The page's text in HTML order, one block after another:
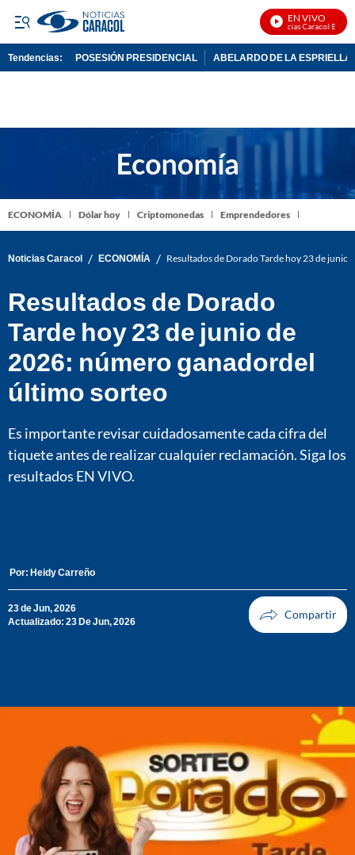
EN VIVO
Noticias Caracol En Vivo
Tendencias: POSESIÓN PRESIDENCIAL ABELARDO DE LA ESPRIELLA
ECONOMÍA Dólar hoy Criptomonedas Emprendedores
Noticias Caracol / ECONOMÍA / Resultados de Dorado Tarde hoy 23 de
Resultados de Dorado
Tarde hoy 23 de junio de
2026: número ganadordel
último sorteo
Es importante revisar cuidadosamente cada cifra del
tiquete antes de realizar cualquier reclamación. Siga los
resultados EN VIVO.
Por: Heidy Carreño
23 de Jun, 2026
Actualizado: 23 De Jun, 2026